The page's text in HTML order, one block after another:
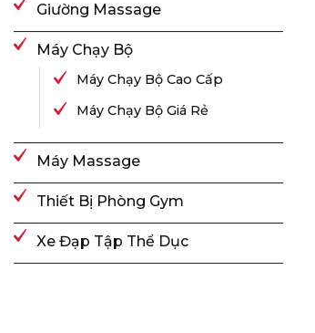
Giường Massage
Máy Chạy Bộ
Máy Chạy Bộ Cao Cấp
Máy Chạy Bộ Giá Rẻ
Máy Massage
Thiết Bị Phòng Gym
Xe Đạp Tập Thể Dục